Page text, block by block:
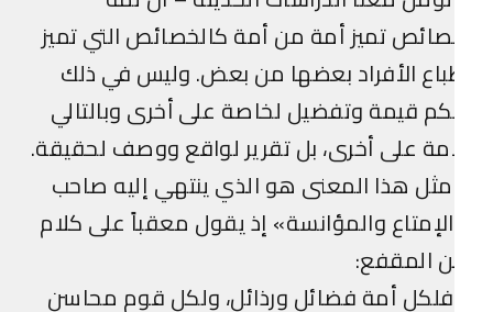
تميز أمة من أمة كالخصائص التي تميز
الأفراد بعضها من بعض. وليس في ذلك
قيمة وتفضيل لخاصة على أخرى وبالتالي
على أخرى، بل تقرير لواقع ووصف لحقيقة.
هذا المعنى هو الذي ينتهي إليه صاحب
والمؤانسة» إذ يقول معقباً على كلام
المقفع:
أمة فضائل ورذائل، ولكل قوم محاسن